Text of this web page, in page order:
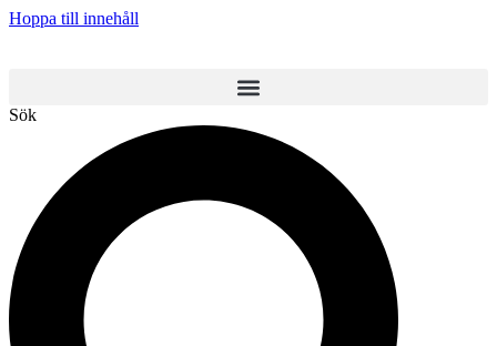
Hoppa till innehåll
Sök